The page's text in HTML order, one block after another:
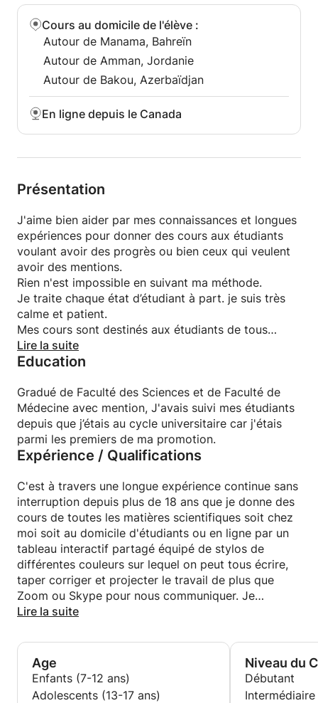
Cours au domicile de l'élève :
Autour de Manama, Bahreïn
Autour de Amman, Jordanie
Autour de Bakou, Azerbaïdjan
En ligne depuis le Canada
Présentation
J'aime bien aider par mes connaissances et longues
expériences pour donner des cours aux étudiants
voulant avoir des progrès ou bien ceux qui veulent
avoir des mentions.
Rien n'est impossible en suivant ma méthode.
Je traite chaque état d’étudiant à part. je suis très
calme et patient.
Mes cours sont destinés aux étudiants de tous
niveaux y compris bases, secondaires, Terminales,
préparatoires universitaires ou 1ère et 2ème années
Lire la suite
Education
Gradué de Faculté des Sciences et de Faculté de
Médecine avec mention, J'avais suivi mes étudiants
depuis que j’étais au cycle universitaire car j'étais
parmi les premiers de ma promotion.
Expérience / Qualifications
C'est à travers une longue expérience continue sans
interruption depuis plus de 18 ans que je donne des
cours de toutes les matières scientifiques soit chez
moi soit au domicile d'étudiants ou en ligne par un
tableau interactif partagé équipé de stylos de
différentes couleurs sur lequel on peut tous écrire,
taper corriger et projecter le travail de plus que
Zoom ou Skype pour nous communiquer. Je
pratique cette méthode depuis plus de 6 ans
avec une méthode très modernisée et fiable (c’est
comme on est à la même place).
Les résultats de mes étudiants et notamment les
étudiants de Terminales et la rentrée universitaire
Lire la suite
Age
Enfants (7-12 ans)
Adolescents (13-17 ans)
Niveau du
Débutant
Intermédiaire